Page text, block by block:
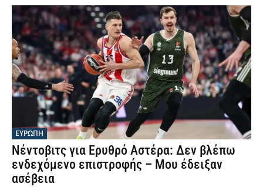
ΕΥΡΩΠΗ
Νέντοβιτς για Ερυθρό Αστέρα: Δεν βλέπω
ενδεχόμενο επιστροφής – Μου έδειξαν
ασέβεια